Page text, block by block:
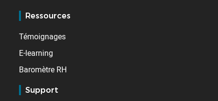
Ressources
Témoignages
E-learning
Baromètre RH
Support